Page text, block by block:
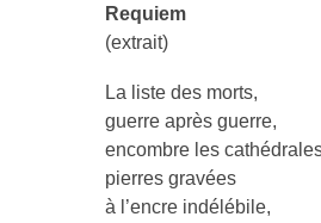
Requiem
(extrait)
La liste des morts,
guerre après guerre,
encombre les
pierres gravées
à l’encre indélébile,